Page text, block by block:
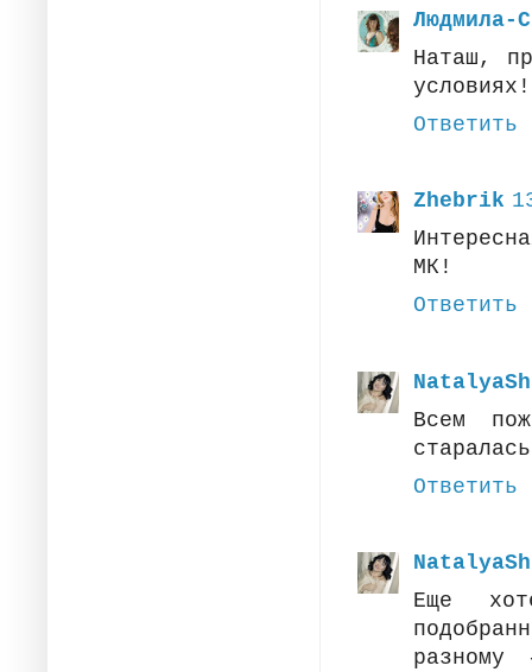
Людмила-
Наташ,
Ответить
Zhebrik
МК!
Ответить
Всем
Ответить
Еще
разному